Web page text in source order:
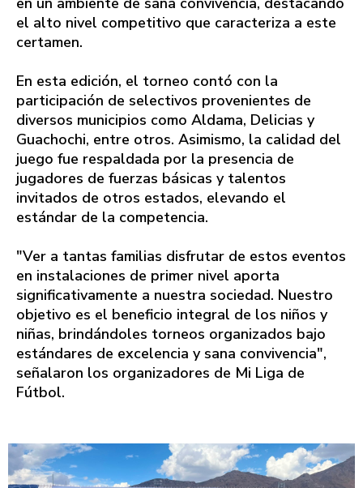
el alto nivel competitivo que caracteriza a este
certamen.
​En esta edición, el torneo contó con la
participación de selectivos provenientes de
diversos municipios como Aldama, Delicias y
Guachochi, entre otros. Asimismo, la calidad del
juego fue respaldada por la presencia de
jugadores de fuerzas básicas y talentos
invitados de otros estados, elevando el
estándar de la competencia.
"Ver a tantas familias disfrutar de estos eventos
en instalaciones de primer nivel aporta
significativamente a nuestra sociedad. Nuestro
objetivo es el beneficio integral de los niños y
niñas, brindándoles torneos organizados bajo
estándares de excelencia y sana convivencia",
señalaron los organizadores de Mi Liga de
Fútbol.